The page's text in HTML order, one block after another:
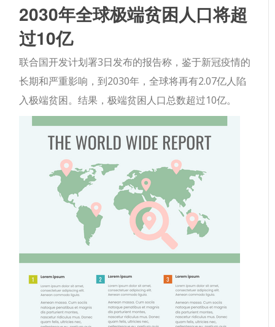
2030年全球极端贫困人口将超
过10亿
联合国开发计划署3日发布的报告称，鉴于新冠疫情的
长期和严重影响，到2030年，全球将再有2.07亿人陷
入极端贫困。结果，极端贫困人口总数超过10亿。